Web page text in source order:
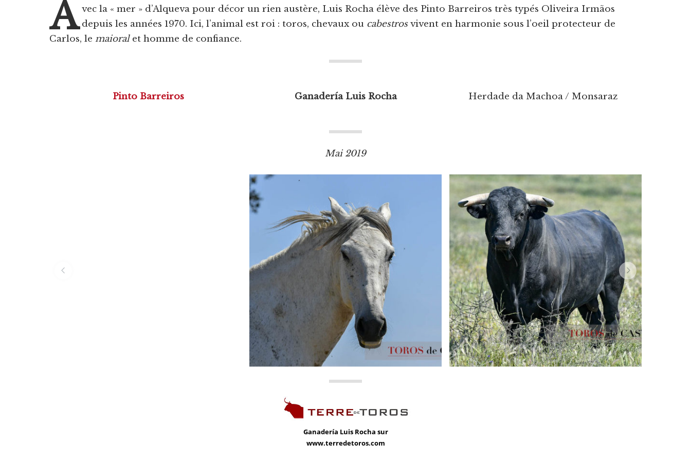
A vec la « mer » d’Alqueva pour décor un rien austère, Luis Rocha élève des Pinto Barreiros très typés Oliveira Irmãos
depuis les années 1970. Ici, l’animal est roi : toros, chevaux ou cabestrosvivent en harmonie sous l’oeil protecteur de
Carlos, le maioralet homme de confiance.
Pinto Barreiros Ganadería Luis Rocha Herdade da Machoa / Monsaraz
Mai 2019
Ganadería Luis Rocha sur
www.terredetoros.com